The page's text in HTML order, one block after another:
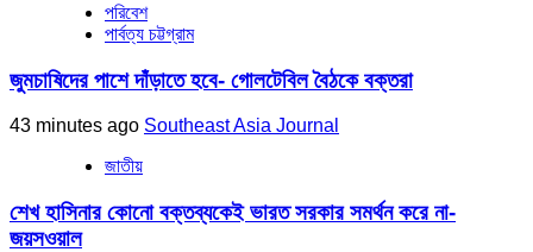
পরিবেশ
পার্বত্য চট্টগ্রাম
জুমচাষিদের পাশে দাঁড়াতে হবে- গোলটেবিল বৈঠকে বক্তরা
43 minutes ago Southeast Asia Journal
জাতীয়
শেখ হাসিনার কোনো বক্তব্যকেই ভারত সরকার সমর্থন করে না-
জয়সওয়াল